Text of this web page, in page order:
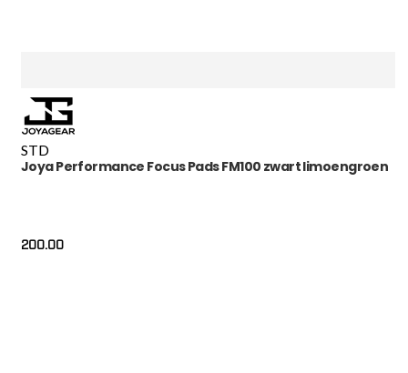
STD
Joya Performance Focus Pads FM100 zwart limoengroen
200.00